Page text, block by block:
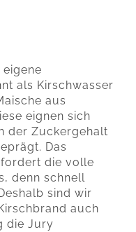
eigene
als Kirschwasser
aus
eignen sich
der Zuckergehalt
Das
die volle
denn schnell
sind wir
auch
die Jury